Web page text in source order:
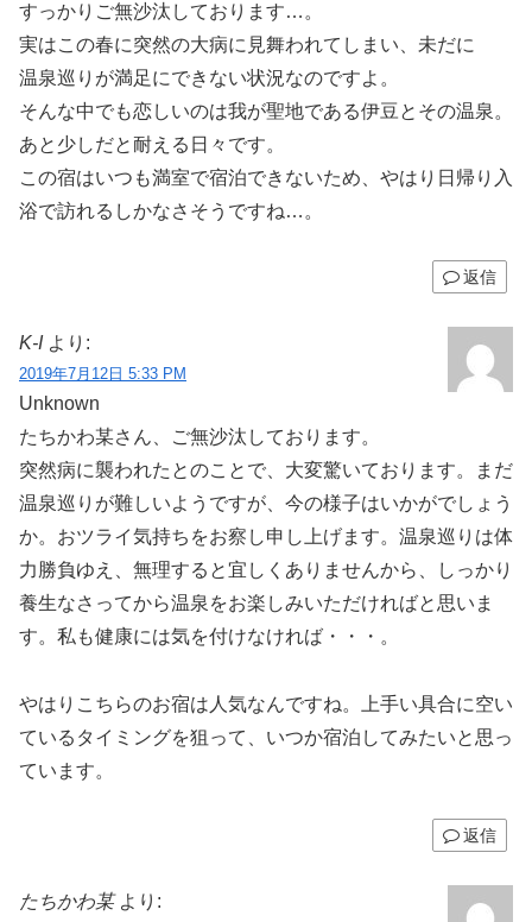
すっかりご無沙汰しております…。
実はこの春に突然の大病に見舞われてしまい、未だに
温泉巡りが満足にできない状況なのですよ。
そんな中でも恋しいのは我が聖地である伊豆とその温泉。
あと少しだと耐える日々です。
この宿はいつも満室で宿泊できないため、やはり日帰り入
浴で訪れるしかなさそうですね…。
返信
K-I より:
2019年7月12日 5:33 PM
Unknown
たちかわ某さん、ご無沙汰しております。
突然病に襲われたとのことで、大変驚いております。まだ
温泉巡りが難しいようですが、今の様子はいかがでしょう
か。おツライ気持ちをお察し申し上げます。温泉巡りは体
力勝負ゆえ、無理すると宜しくありませんから、しっかり
養生なさってから温泉をお楽しみいただければと思いま
す。私も健康には気を付けなければ・・・。
やはりこちらのお宿は人気なんですね。上手い具合に空い
ているタイミングを狙って、いつか宿泊してみたいと思っ
ています。
返信
たちかわ某 より: